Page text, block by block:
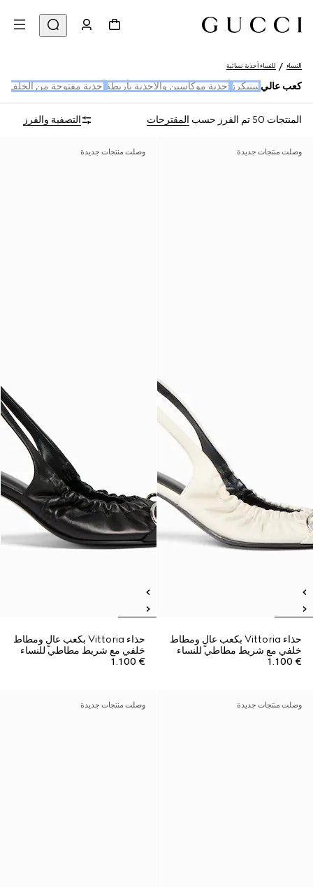
النساء للنساء أحذية نسائية
كعب عالي سنيكرز أحذية موكاسين والأحذية بأربطة أحذية مفتوحة من الخلف
المنتجات 50 تم الفرز حسب المقترحات التصفية والفرز
وصلت منتجات جديدة
حذاء Vittoria بكعب عالٍ ومطاط
خلفي مع شريط مطاطي للنساء
€ 1.100
وصلت منتجات جديدة
حذاء Vittoria بكعب عالٍ ومطاط
خلفي مع شريط مطاطي للنساء
€ 1.100
وصلت منتجات جديدة وصلت منتجات جديدة